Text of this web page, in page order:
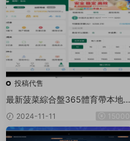
投稿代售
最新菠菜綜合盤365體育帶本地彩
票運營級别源代碼
2024-11-11 15000